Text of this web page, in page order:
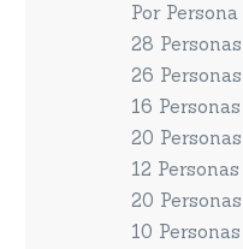
Por Persona
28 Personas
26 Personas
16 Personas
20 Personas
12 Personas
20 Personas
10 Personas